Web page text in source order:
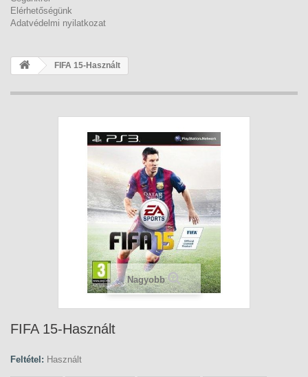
Elérhetőségünk
Adatvédelmi nyilatkozat
FIFA 15-Használt
Nagyobb
FIFA 15-Használt
Feltétel: Használt